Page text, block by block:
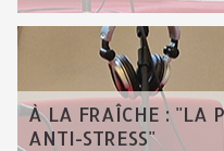
À LA FRAÎCHE : "LA
ANTI-STRESS"